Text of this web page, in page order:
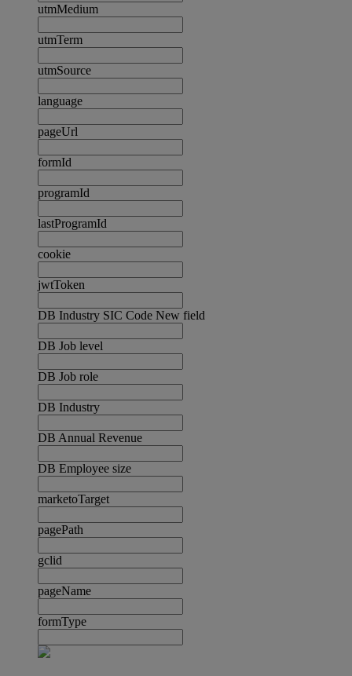
utmMedium
utmTerm
utmSource
language
pageUrl
formId
programId
lastProgramId
cookie
jwtToken
DB Industry SIC Code New field
DB Job level
DB Job role
DB Industry
DB Annual Revenue
DB Employee size
marketoTarget
pagePath
gclid
pageName
formType